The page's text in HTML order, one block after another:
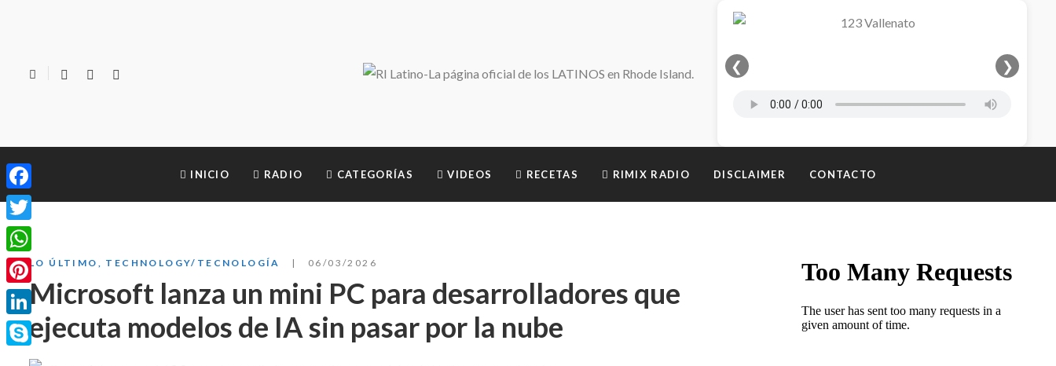
❮ ❯
INICIO RADIO CATEGORÍAS VIDEOS RECETAS RIMIX RADIO DISCLAIMER CONTACTO
LO ÚLTIMO TECHNOLOGY/TECNOLOGÍA 06/03/2026
Microsoft lanza un mini PC para desarrolladores que
ejecuta modelos de IA sin pasar por la nube
Facebook
Twitter
WhatsApp
Pinterest
LinkedIn
Skype